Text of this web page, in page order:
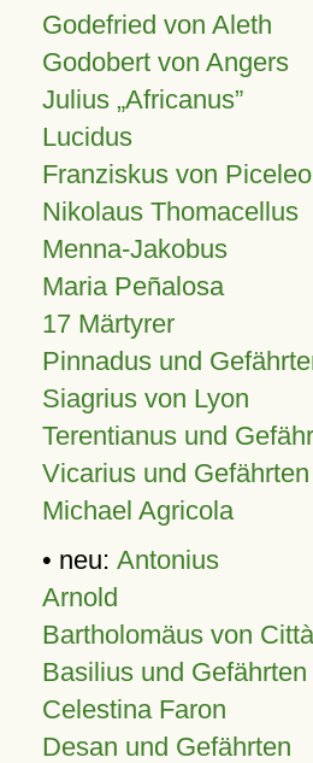
Godefried von Aleth
Godobert von Angers
Julius Africanus
Lucidus
Franziskus von
Nikolaus Thomacellus
Menna-Jakobus
Maria Peñalosa
17 Märtyrer
Pinnadus und
Siagrius von Lyon
Terentianus und
Vicarius und Gefährten
Michael Agricola
• neu: Antonius
Arnold
Bartholomäus von
Basilius und Gefährten
Celestina Faron
Desan und Gefährten